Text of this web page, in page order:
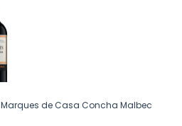
Marques de Casa Concha Malbec